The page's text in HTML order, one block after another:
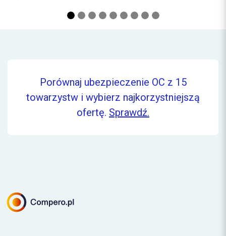
Porównaj ubezpieczenie OC z 15
towarzystw i wybierz najkorzystniejszą
ofertę. Sprawdź.